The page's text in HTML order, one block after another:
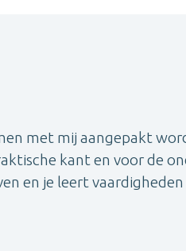
met mij aangepakt
kant en voor de
en je leert vaardigheden